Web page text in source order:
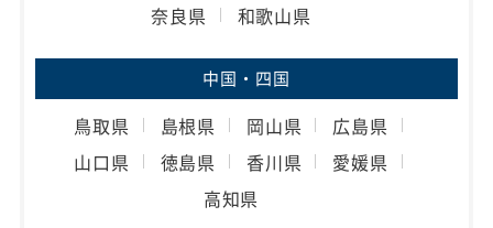
奈良県
和歌山県
中国・四国
鳥取県 島根県 岡山県
広島県
山口県
徳島県 香川県
愛媛県
高知県